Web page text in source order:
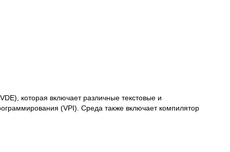
которая включает различные текстовые и
(VPI). Среда также включает компилятор